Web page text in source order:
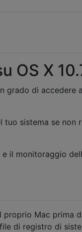
OS X
grado di accedere
sistema se non
il monitoraggio
proprio Mac prima
di registro di